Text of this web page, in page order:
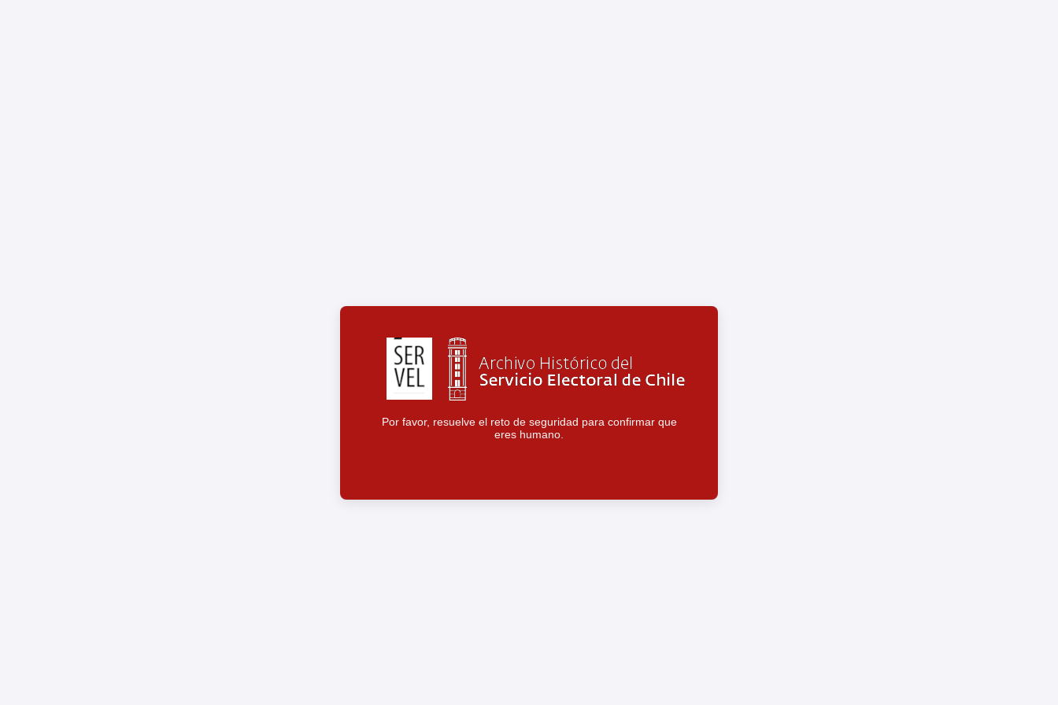
Por favor, resuelve el reto de seguridad para confirmar que
eres humano.